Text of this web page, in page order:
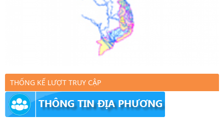
THỐNG KẾ LƯỢT TRUY CẬP